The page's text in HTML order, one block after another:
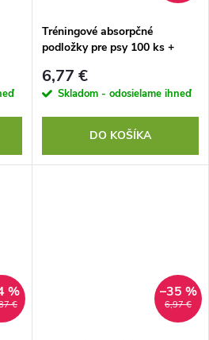
Tréningové absorpčné
podložky pre psy 100 ks +
6,77 €
Skladom - odosielame ihneď
DO KOŠÍKA
€
%
6,97 €
–35 %